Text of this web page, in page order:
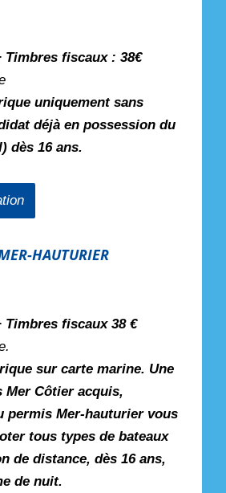
Timbres fiscaux : 38€
uniquement sans
déjà en possession du
dès 16 ans.
HAUTURIER
Timbres fiscaux 38 €
sur carte marine. Une
Mer Côtier acquis,
permis Mer-hauturier vous
tous types de bateaux
de distance, dès 16 ans,
de nuit.